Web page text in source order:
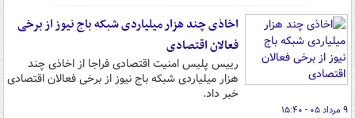
اخاذی چند هزار میلیاردی شبکه باج نیوز از برخی
فعالان اقتصادی
رییس پلیس امنیت اقتصادی فراجا از اخاذی چند
هزار میلیاردی شبکه باج نیوز از برخی فعالان اقتصادی
خبر داد.
۹ مرداد ۰۵ - ۱۵:۴۰